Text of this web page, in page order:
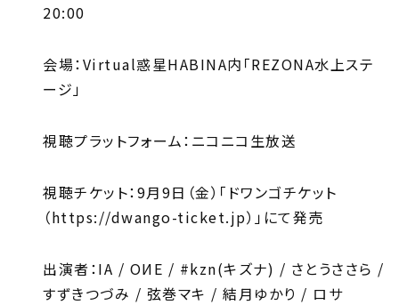
20:00
会場：Virtual惑星HABINA内「REZONA水上ステ
ージ」
視聴プラットフォーム：ニコニコ生放送
視聴チケット：9月9日（金）「ドワンゴチケット
（https://dwango-ticket.jp）」にて発売
出演者：IA / OИE / #kzn(キズナ) / さとうささら /
すずきつづみ / 弦巻マキ / 結月ゆかり / ロサ